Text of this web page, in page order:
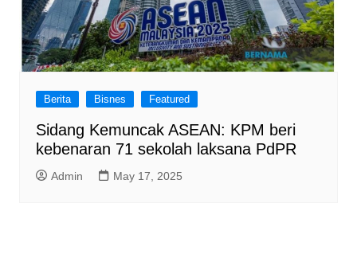
Berita Bisnes Featured
Sidang Kemuncak ASEAN: KPM beri
kebenaran 71 sekolah laksana PdPR
Admin May 17, 2025